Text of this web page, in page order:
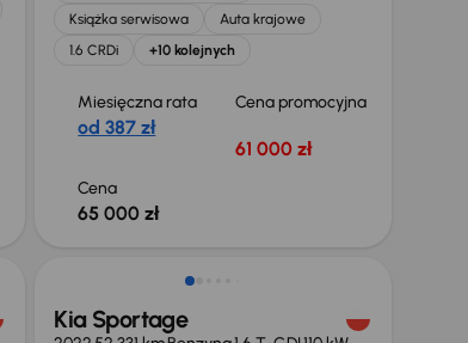
Książka serwisowa
Auta krajowe
1.6 CRDi
+10 kolejnych
Miesięczna rata
od 387 zł
Cena promocyjna
61 000 zł
Cena
65 000 zł
Taniej o 2 000 zł
Kia Sportage